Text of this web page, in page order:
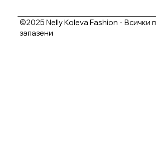
©2025 Nelly Koleva Fashion - Всички
запазени